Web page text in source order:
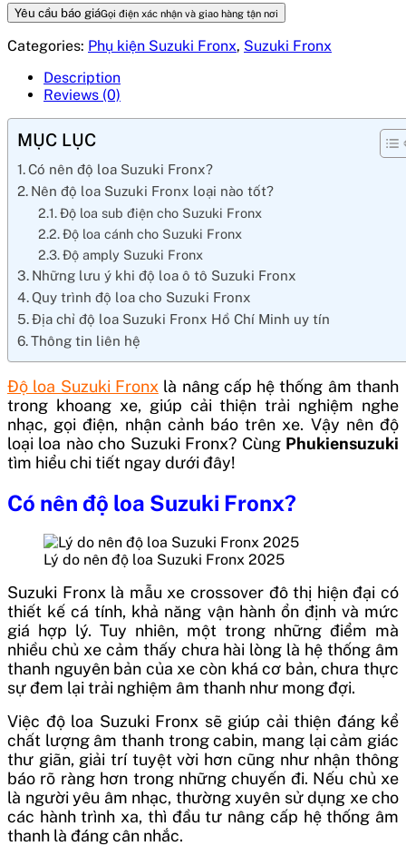
Yêu cầu báo giáGọi điện xác nhận và giao hàng tận nơi
Categories: Phụ kiện Suzuki Fronx, Suzuki Fronx
Description
Reviews (0)
MỤC LỤC
Có nên độ loa Suzuki Fronx?
Nên độ loa Suzuki Fronx loại nào tốt?
Độ loa sub điện cho Suzuki Fronx
Độ loa cánh cho Suzuki Fronx
Độ amply Suzuki Fronx
Những lưu ý khi độ loa ô tô Suzuki Fronx
Quy trình độ loa cho Suzuki Fronx
Địa chỉ độ loa Suzuki Fronx Hồ Chí Minh uy tín
Thông tin liên hệ
Độ loa Suzuki Fronx là nâng cấp hệ thống âm thanh
trong khoang xe, giúp cải thiện trải nghiệm nghe
nhạc, gọi điện, nhận cảnh báo trên xe. Vậy nên độ
loại loa nào cho Suzuki Fronx? Cùng Phukiensuzuki
tìm hiểu chi tiết ngay dưới đây!
Có nên độ loa Suzuki Fronx?
Lý do nên độ loa Suzuki Fronx 2025
Suzuki Fronx là mẫu xe crossover đô thị hiện đại có
thiết kế cá tính, khả năng vận hành ổn định và mức
giá hợp lý. Tuy nhiên, một trong những điểm mà
nhiều chủ xe cảm thấy chưa hài lòng là hệ thống âm
thanh nguyên bản của xe còn khá cơ bản, chưa thực
sự đem lại trải nghiệm âm thanh như mong đợi.
Việc độ loa Suzuki Fronx sẽ giúp cải thiện đáng kể
chất lượng âm thanh trong cabin, mang lại cảm giác
thư giãn, giải trí tuyệt vời hơn cũng như nhận thông
báo rõ ràng hơn trong những chuyến đi. Nếu chủ xe
là người yêu âm nhạc, thường xuyên sử dụng xe cho
các hành trình xa, thì đầu tư nâng cấp hệ thống âm
thanh là đáng cân nhắc.